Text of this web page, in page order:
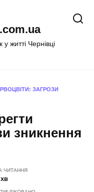
житті Чернівці
ЗАГРОЗИ
зникнення
ЧИТАННЯ